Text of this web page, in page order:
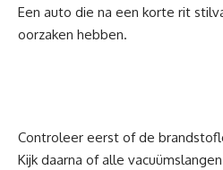
Een auto die na een korte rit
oorzaken hebben.
Controleer eerst of de
Kijk daarna of alle